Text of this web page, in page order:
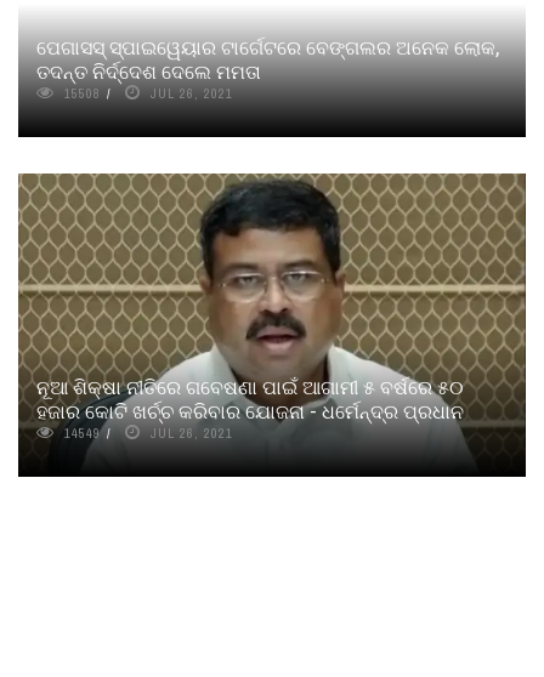
ପେଗାସସ୍ ସ୍ପାଇୱେୟାର ଟାର୍ଗେଟରେ ବେଙ୍ଗଲର ଅନେକ ଲୋକ,
ତଦନ୍ତ ନିର୍ଦ୍ଦେଶ ଦେଲେ ମମତା
15508 JUL 26, 2021
ନୂଆ ଶିକ୍ଷା ନୀତିରେ ଗବେଷଣା ପାଇଁ ଆଗାମୀ ୫ ବର୍ଷରେ ୫୦
ହଜାର କୋଟି ଖର୍ଚ୍ଚ କରିବାର ଯୋଜନା - ଧର୍ମେନ୍ଦ୍ର ପ୍ରଧାନ
14549 JUL 26, 2021